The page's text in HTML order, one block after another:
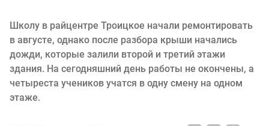
Школу в райцентре Троицкое начали ремонтировать
в августе, однако после разбора крыши начались
дожди, которые залили второй и третий этажи
здания. На сегодняшний день работы не окончены, а
четыреста учеников учатся в одну смену на одном
этаже.